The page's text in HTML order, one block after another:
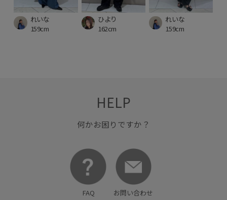
れいな
159cm
ひより
162cm
れいな
159cm
HELP
何かお困りですか？
FAQ
お問い合わせ